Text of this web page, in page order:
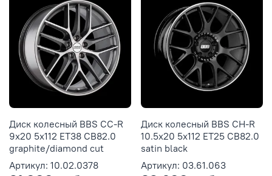
Диск колесный BBS CC-R
9x20 5x112 ET38 CB82.0
graphite/diamond cut
Артикул: 10.02.0378
Диск колесный BBS CH-R
10.5x20 5x112 ET25 CB82.0
satin black
Артикул: 03.61.063